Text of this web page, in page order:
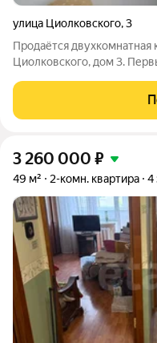
улица Циолковского,3
Продаётся двухкомнатная
Циолковского, дом 3.
пластиковые окна и
Всё необходимое для жизни
3 260 000 ₽
49 м² 2-комн. квартира 4